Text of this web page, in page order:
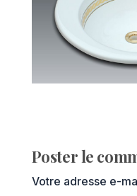
Poster le
Votre adresse e-